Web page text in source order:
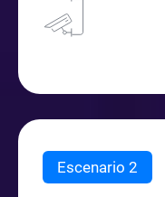
Escenario 2